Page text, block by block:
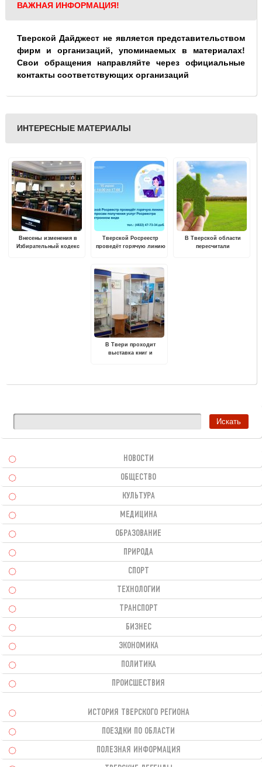
ВАЖНАЯ ИНФОРМАЦИЯ!
Тверской Дайджест не является представительством
фирм и организаций, упоминаемых в материалах!
Свои обращения направляйте через официальные
контакты соответствующих организаций
ИНТЕРЕСНЫЕ МАТЕРИАЛЫ
Внесены изменения в
Избирательный кодекс
Тверской Росреестр
проведёт горячую линию
электронном виде
В Тверской области
пересчитали
В Твери проходит
выставка книг и
НОВОСТИ
ОБЩЕСТВО
КУЛЬТУРА
МЕДИЦИНА
ОБРАЗОВАНИЕ
ПРИРОДА
СПОРТ
ТЕХНОЛОГИИ
ТРАНСПОРТ
БИЗНЕС
ЭКОНОМИКА
ПОЛИТИКА
ПРОИСШЕСТВИЯ
ИСТОРИЯ ТВЕРСКОГО РЕГИОНА
ПОЕЗДКИ ПО ОБЛАСТИ
ПОЛЕЗНАЯ ИНФОРМАЦИЯ